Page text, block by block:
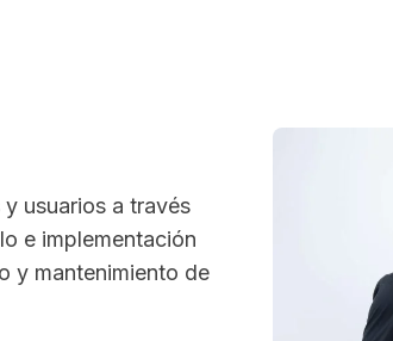
usuarios a través
e implementación
y mantenimiento de